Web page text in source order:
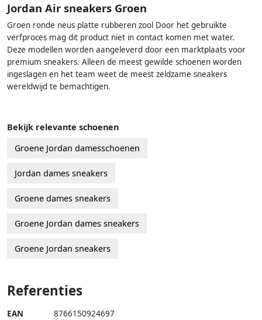
Jordan Air sneakers Groen
Groen ronde neus platte rubberen zool Door het gebruikte
verfproces mag dit product niet in contact komen met water.
Deze modellen worden aangeleverd door een marktplaats voor
premium sneakers. Alleen de meest gewilde schoenen worden
ingeslagen en het team weet de meest zeldzame sneakers
wereldwijd te bemachtigen.
Bekijk relevante schoenen
Groene Jordan damesschoenen
Jordan dames sneakers
Groene dames sneakers
Groene Jordan dames sneakers
Groene Jordan sneakers
Referenties
EAN 8766150924697